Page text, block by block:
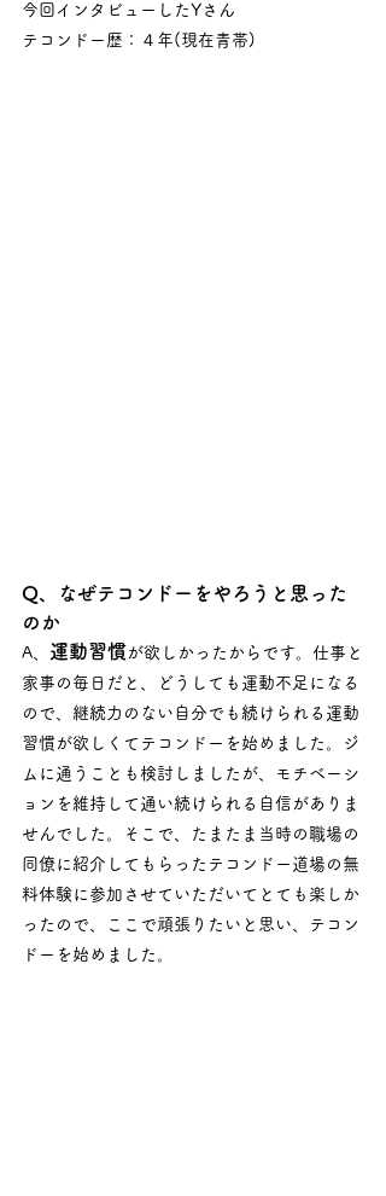
今回インタビューしたYさん
テコンドー歴：４年(現在青帯)
Q、なぜテコンドーをやろうと思った
のか
A、 運動習慣が欲しかったからです。仕事と
家事の毎日だと、どうしても運動不足になる
ので、継続力のない自分でも続けられる運動
習慣が欲しくてテコンドーを始めました。ジ
ムに通うことも検討しましたが、モチベーシ
ョンを維持して通い続けられる自信がありま
せんでした。そこで、たまたま当時の職場の
同僚に紹介してもらったテコンドー道場の無
料体験に参加させていただいてとても楽しか
ったので、ここで頑張りたいと思い、テコン
ドーを始めました。